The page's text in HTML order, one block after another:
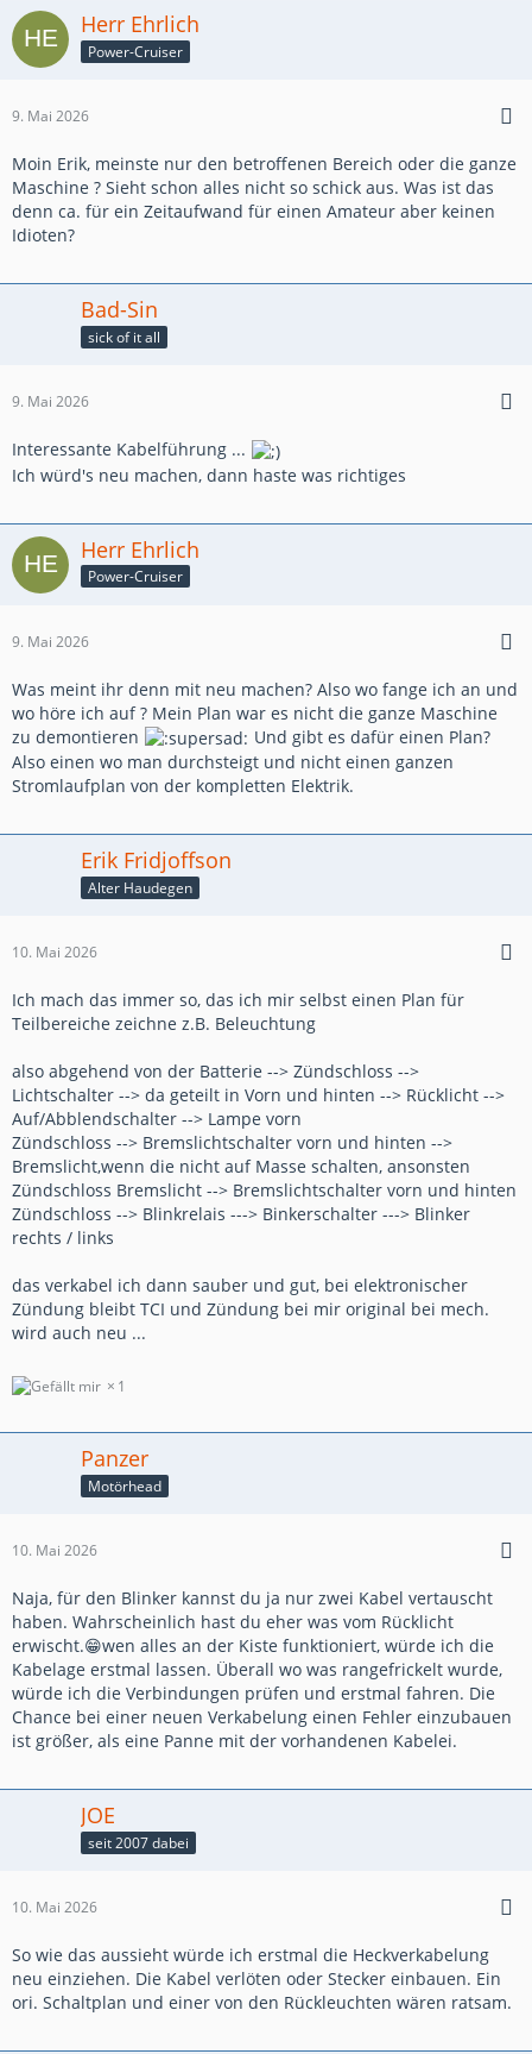
Herr Ehrlich
Power-Cruiser
9. Mai 2026
Moin Erik, meinste nur den betroffenen Bereich oder die ganze
Maschine ? Sieht schon alles nicht so schick aus. Was ist das
denn ca. für ein Zeitaufwand für einen Amateur aber keinen
Idioten?
Bad-Sin
sick of it all
9. Mai 2026
Interessante Kabelführung ...
Ich würd's neu machen, dann haste was richtiges
Herr Ehrlich
Power-Cruiser
9. Mai 2026
Was meint ihr denn mit neu machen? Also wo fange ich an und
wo höre ich auf ? Mein Plan war es nicht die ganze Maschine
zu demontieren
Und gibt es dafür einen Plan?
Also einen wo man durchsteigt und nicht einen ganzen
Stromlaufplan von der kompletten Elektrik.
Erik Fridjoffson
Alter Haudegen
10. Mai 2026
Ich mach das immer so, das ich mir selbst einen Plan für
Teilbereiche zeichne z.B. Beleuchtung
also abgehend von der Batterie --> Zündschloss -->
Lichtschalter --> da geteilt in Vorn und hinten --> Rücklicht -->
Auf/Abblendschalter --> Lampe vorn
Zündschloss --> Bremslichtschalter vorn und hinten -->
Bremslicht,wenn die nicht auf Masse schalten, ansonsten
Zündschloss Bremslicht --> Bremslichtschalter vorn und hinten
Zündschloss --> Blinkrelais ---> Binkerschalter ---> Blinker
rechts / links
das verkabel ich dann sauber und gut, bei elektronischer
Zündung bleibt TCI und Zündung bei mir original bei mech.
wird auch neu ...
1
Panzer
Motörhead
10. Mai 2026
Naja, für den Blinker kannst du ja nur zwei Kabel vertauscht
haben. Wahrscheinlich hast du eher was vom Rücklicht
erwischt.😁wen alles an der Kiste funktioniert, würde ich die
Kabelage erstmal lassen. Überall wo was rangefrickelt wurde,
würde ich die Verbindungen prüfen und erstmal fahren. Die
Chance bei einer neuen Verkabelung einen Fehler einzubauen
ist größer, als eine Panne mit der vorhandenen Kabelei.
JOE
seit 2007 dabei
10. Mai 2026
So wie das aussieht würde ich erstmal die Heckverkabelung
neu einziehen. Die Kabel verlöten oder Stecker einbauen. Ein
ori. Schaltplan und einer von den Rückleuchten wären ratsam.